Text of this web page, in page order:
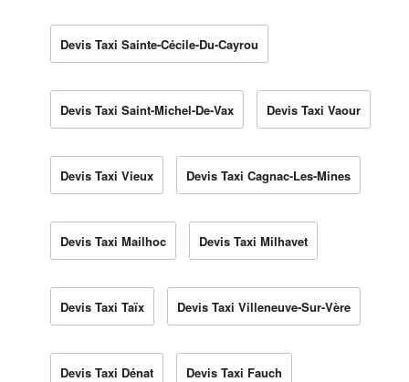
Devis Taxi Sainte-Cécile-Du-Cayrou
Devis Taxi Saint-Michel-De-Vax Devis Taxi Vaour
Devis Taxi Vieux Devis Taxi Cagnac-Les-Mines
Devis Taxi Mailhoc Devis Taxi Milhavet
Devis Taxi Taïx Devis Taxi Villeneuve-Sur-Vère
Devis Taxi Dénat Devis Taxi Fauch